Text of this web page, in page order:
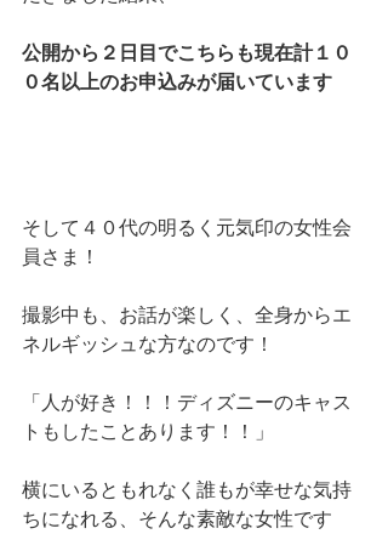
公開から２日目でこちらも現在計１０
０名以上のお申込みが届いています
そして４０代の明るく元気印の女性会
員さま！
撮影中も、お話が楽しく、全身からエ
ネルギッシュな方なのです！
「人が好き！！！ディズニーのキャス
トもしたことあります！！」
横にいるともれなく誰もが幸せな気持
ちになれる、そんな素敵な女性です